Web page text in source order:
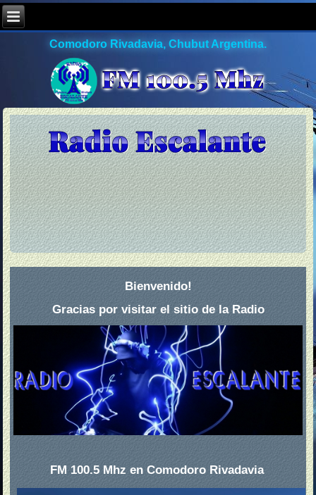
Comodoro Rivadavia, Chubut Argentina.
Bienvenido!
Gracias por visitar el sitio de la Radio
FM 100.5 Mhz en Comodoro Rivadavia